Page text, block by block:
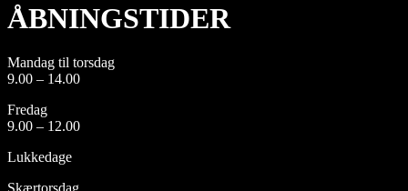
ÅBNINGSTIDER
Mandag til torsdag
9.00 – 14.00
Fredag
9.00 – 12.00
Lukkedage
Skærtorsdag